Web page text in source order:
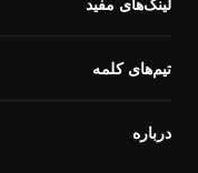
تیم‌های کلمه
درباره